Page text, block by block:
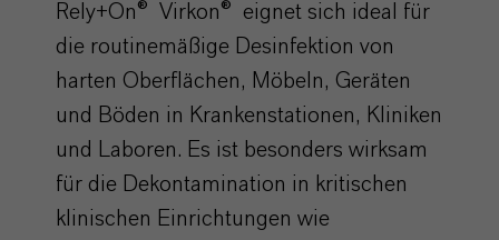
Rely+On® Virkon® eignet sich ideal für
die routinemäßige Desinfektion von
harten Oberflächen, Möbeln, Geräten
und Böden in Krankenstationen, Kliniken
und Laboren. Es ist besonders wirksam
für die Dekontamination in kritischen
klinischen Einrichtungen wie